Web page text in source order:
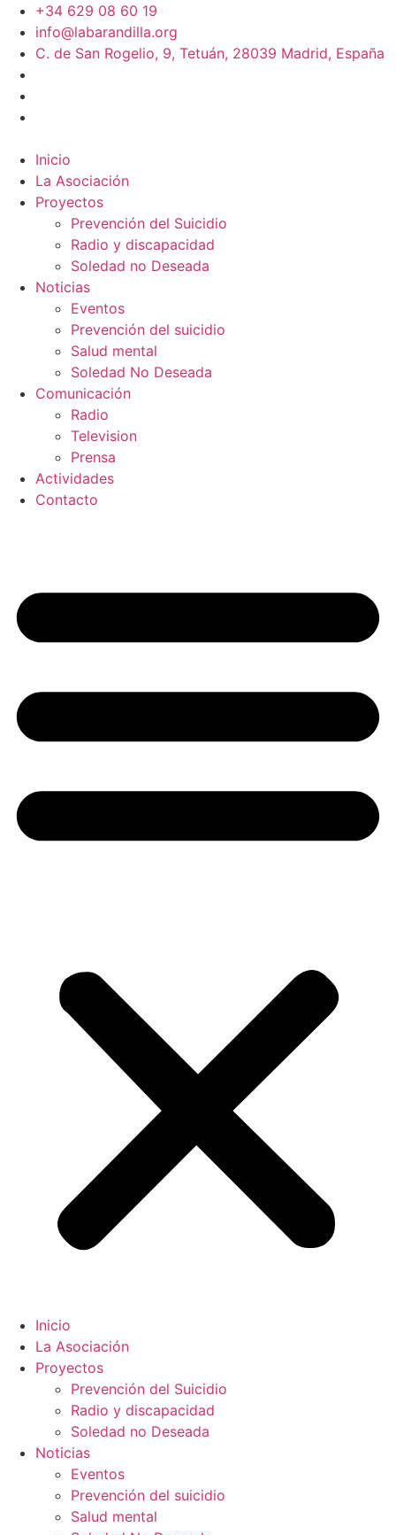
+34 629 08 60 19
info@labarandilla.org
C. de San Rogelio, 9, Tetuán, 28039 Madrid, España
Inicio
La Asociación
Proyectos
Prevención del Suicidio
Radio y discapacidad
Soledad no Deseada
Noticias
Eventos
Prevención del suicidio
Salud mental
Soledad No Deseada
Comunicación
Radio
Television
Prensa
Actividades
Contacto
Inicio
La Asociación
Proyectos
Prevención del Suicidio
Radio y discapacidad
Soledad no Deseada
Noticias
Eventos
Prevención del suicidio
Salud mental